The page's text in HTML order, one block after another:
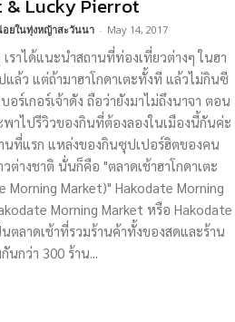
& Lucky Pierrot
อยในทุ่งหญ้าสะวันนา - May 14, 2017
ราได้แนะนำสถานที่ท่องเที่ยวต่างๆ ในฮา
แล้ว แต่ถ้ามาฮาโกดาเตะทั้งที แล้วไม่กินซี
อร์เกอร์เจ้าดัง ถือว่ายังมาไม่ถึงนาจา ตอน
พาไปรีวิวของกินที่ต้องลองในเมืองนี้กันค่ะ
นที่แรก แหล่งของกินซุปเปอร์ฮิตของคน
ต่างชาติ นั่นก็คือ "ตลาดเช้าฮาโกดาเตะ
Morning Market)" Hakodate Morning
Morning Market หรือ Hakodate
นตลาดเช้าที่รวมร้านค้าทั้งของสดและร้าน
นกว่า 300 ร้าน...